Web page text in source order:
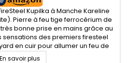
FireSteel Kupilka à Manche Kareline
Pierre à feu tige ferrocérium de
bonne prise en mains grâce au
sensations des premiers firesteel
en cuir pour allumer un feu de
camp
En savoir plus